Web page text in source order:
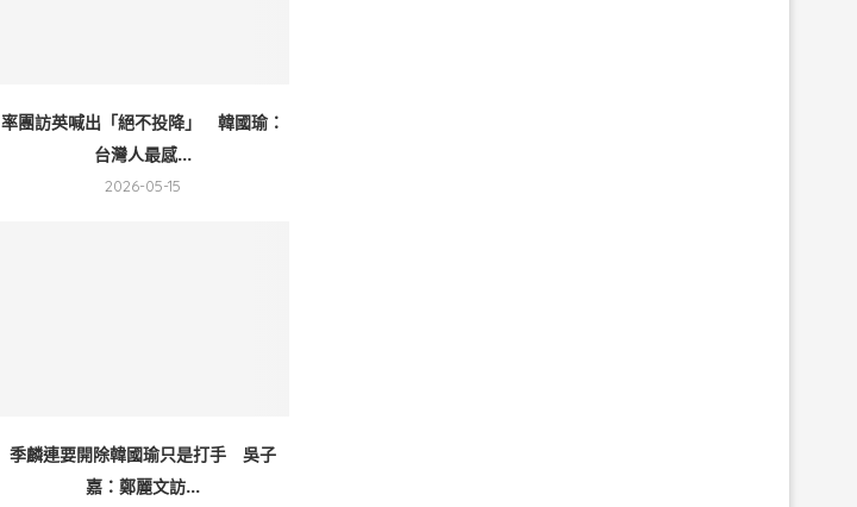
率團訪英喊出「絕不投降」 韓國瑜：
台灣人最感...
2026-05-15
季麟連要開除韓國瑜只是打手 吳子
嘉：鄭麗文訪...